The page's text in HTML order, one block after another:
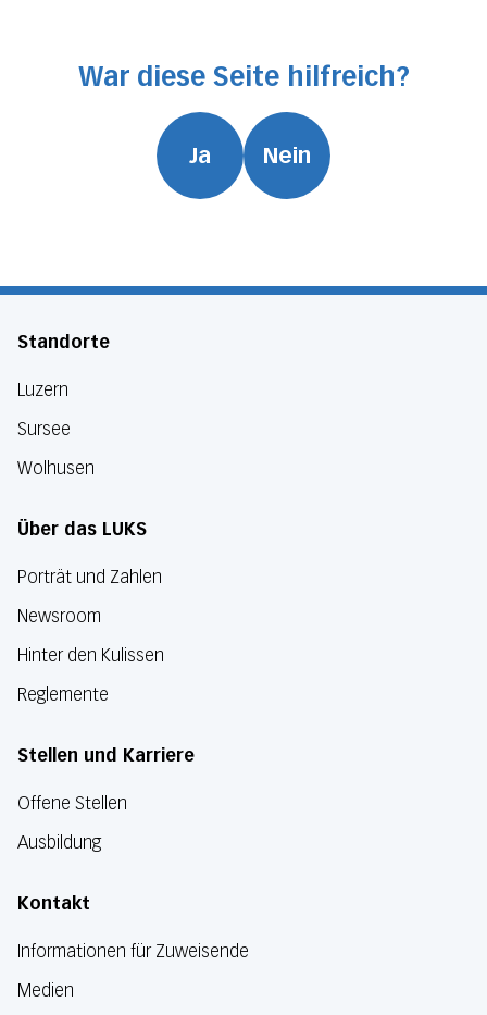
War diese Seite hilfreich?
Ja Nein
Standorte
Luzern
Sursee
Wolhusen
Über das LUKS
Porträt und Zahlen
Newsroom
Hinter den Kulissen
Reglemente
Stellen und Karriere
Offene Stellen
Ausbildung
Kontakt
Informationen für Zuweisende
Medien